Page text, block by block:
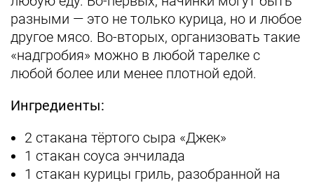
разными — это не только курица, но и любое
другое мясо. Во-вторых, организовать такие
«надгробия» можно в любой тарелке с
любой более или менее плотной едой.
Ингредиенты:
2 стакана тёртого сыра «Джек»
1 стакан соуса энчилада
1 стакан курицы гриль, разобранной на